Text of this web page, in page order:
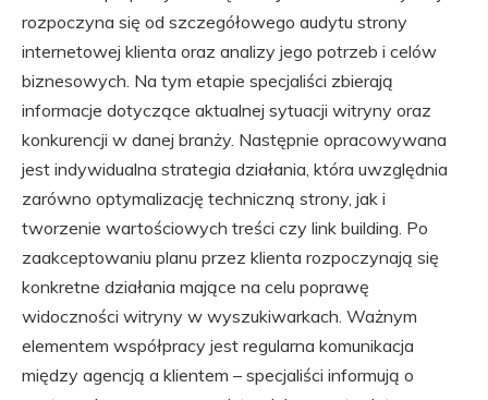
rozpoczyna się od szczegółowego audytu strony
internetowej klienta oraz analizy jego potrzeb i celów
biznesowych. Na tym etapie specjaliści zbierają
informacje dotyczące aktualnej sytuacji witryny oraz
konkurencji w danej branży. Następnie opracowywana
jest indywidualna strategia działania, która uwzględnia
zarówno optymalizację techniczną strony, jak i
tworzenie wartościowych treści czy link building. Po
zaakceptowaniu planu przez klienta rozpoczynają się
konkretne działania mające na celu poprawę
widoczności witryny w wyszukiwarkach. Ważnym
elementem współpracy jest regularna komunikacja
między agencją a klientem – specjaliści informują o